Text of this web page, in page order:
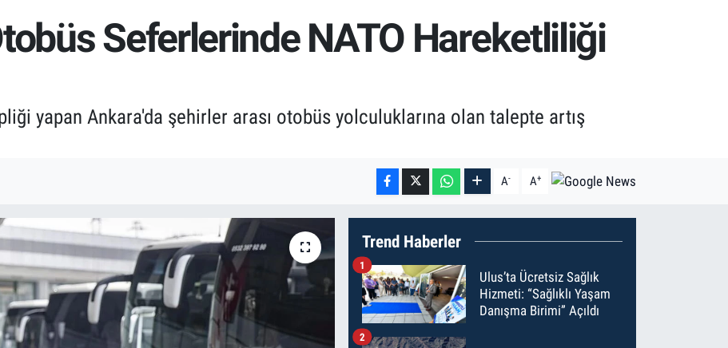
Seferlerinde NATO Hareketliliği
yapan Ankara'da şehirler arası otobüs yolculuklarına olan talepte artış
A- A+
Trend Haberler
Ulus’ta Ücretsiz Sağlık
Hizmeti: “Sağlıklı Yaşam
Danışma Birimi” Açıldı
1
2